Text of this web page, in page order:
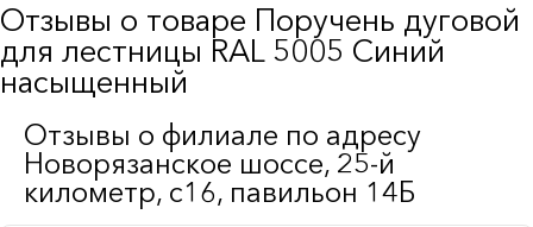
Отзывы о товаре Поручень дуговой
для лестницы RAL 5005 Синий
насыщенный
Отзывы о филиале по адресу
Новорязанское шоссе, 25-й
километр, с16, павильон 14Б